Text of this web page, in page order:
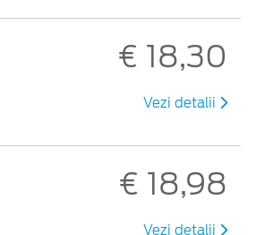
€ 18,30
Vezi detalii
€ 18,98
Vezi detalii